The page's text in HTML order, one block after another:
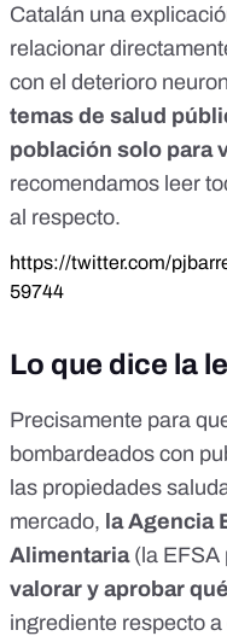
Catalán una
relacionar
con el deterioro
temas de salud
población solo para
recomendamos leer
al respecto.
https://twitter.com/
59744
Lo que dice la
Precisamente para
bombardeados con
las propiedades
mercado, la Agencia
Alimentaria(la EFSA
valorar y aprobar
ingrediente respecto